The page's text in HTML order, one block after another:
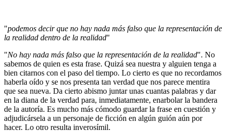
"podemos decir que no hay nada más falso que la representación de
la realidad dentro de la realidad"
"No hay nada más falso que la representación de la realidad". No
sabemos de quien es esta frase. Quizá sea nuestra y alguien tenga a
bien citarnos con el paso del tiempo. Lo cierto es que no recordamos
haberla oído y se nos presenta tan verdad que nos parece mentira
que sea nueva. Da cierto abismo juntar unas cuantas palabras y dar
en la diana de la verdad para, inmediatamente, enarbolar la bandera
de la autoría. Es mucho más cómodo guardar la frase en cuestión y
adjudicársela a un personaje de ficción en algún guión aún por
hacer. Lo otro resulta inverosímil.